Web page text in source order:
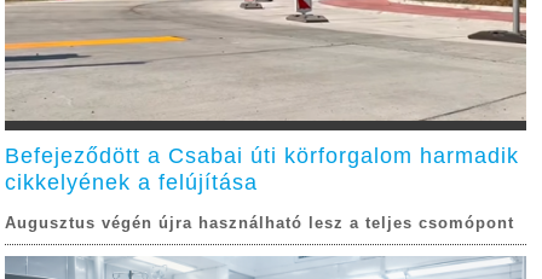
Befejeződött a Csabai úti körforgalom harmadik
cikkelyének a felújítása
Augusztus végén újra használható lesz a teljes csomópont